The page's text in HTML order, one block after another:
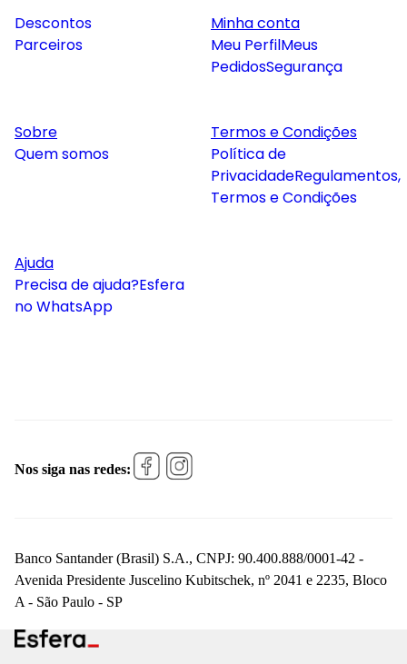
Descontos
Parceiros
Minha conta
Meu PerfilMeus
PedidosSegurança
Sobre
Quem somos
Termos e Condições
Política de
PrivacidadeRegulamentos,
Termos e Condições
Ajuda
Precisa de ajuda?Esfera
no WhatsApp
Nos siga nas redes:
Banco Santander (Brasil) S.A., CNPJ: 90.400.888/0001-42 -
Avenida Presidente Juscelino Kubitschek, nº 2041 e 2235, Bloco
A - São Paulo - SP